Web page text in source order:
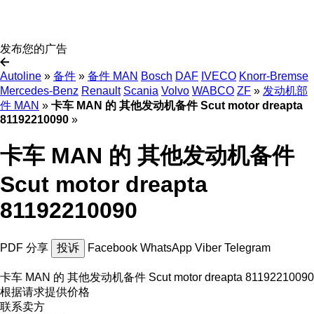
发布您的广告
Autoline » 备件 » 备件 MAN Bosch DAF IVECO Knorr-Bremse
Mercedes-Benz Renault Scania Volvo WABCO ZF » 发动机部
件 MAN » 卡车 MAN 的 其他发动机备件 Scut motor dreapta
81192210090 »
卡车 MAN 的 其他发动机备件
Scut motor dreapta
81192210090
PDF 分享 投诉 Facebook WhatsApp Viber Telegram
卡车 MAN 的 其他发动机备件 Scut motor dreapta 81192210090
根据请求提供价格
联系卖方